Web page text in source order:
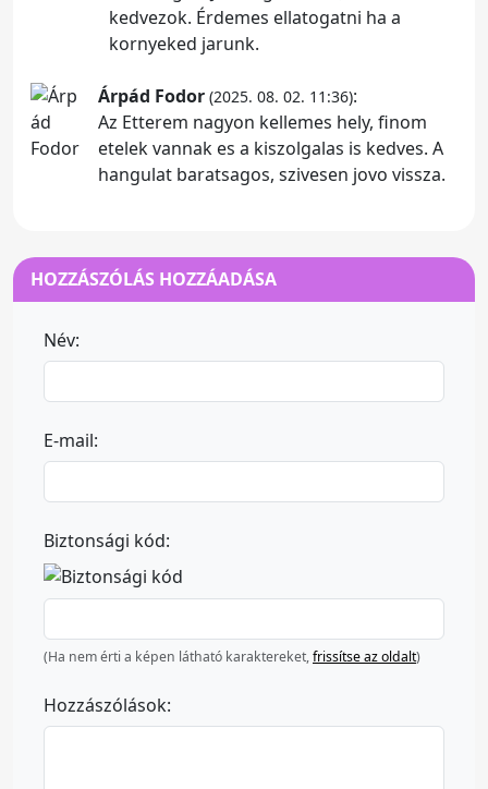
kedvezok. Érdemes ellatogatni ha a
kornyeked jarunk.
Árpád Fodor (2025. 08. 02. 11:36):
Az Etterem nagyon kellemes hely, finom
etelek vannak es a kiszolgalas is kedves. A
hangulat baratsagos, szivesen jovo vissza.
HOZZÁSZÓLÁS HOZZÁADÁSA
Név:
E-mail:
Biztonsági kód:
(Ha nem érti a képen látható karaktereket,frissítse az oldalt)
Hozzászólások: